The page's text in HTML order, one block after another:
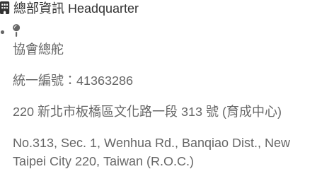
總部資訊 Headquarter
協會總舵
統一編號： 41363286
220 新北市板橋區文化路一段 313 號 (育成中心)
No.313, Sec. 1, Wenhua Rd., Banqiao Dist., New
Taipei City 220, Taiwan (R.O.C.)